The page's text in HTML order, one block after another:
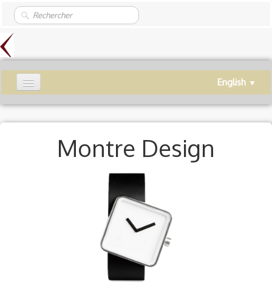
English ▼
ProXERP
ProXWMS
Preventive Maintenance
Montre Design